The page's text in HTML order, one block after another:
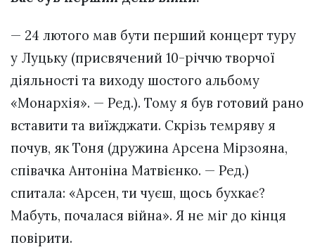
— 24 лютого мав бути перший концерт туру
у Луцьку (присвячений 10-річчю творчої
діяльності та виходу шостого альбому
«Монархія». — Ред.). Тому я був готовий рано
вставити та виїжджати. Скрізь темряву я
почув, як Тоня (дружина Арсена Мірзояна,
співачка Антоніна Матвієнко. — Ред.)
спитала: «Арсен, ти чуєш, щось бухкає?
Мабуть, почалася війна». Я не міг до кінця
повірити.